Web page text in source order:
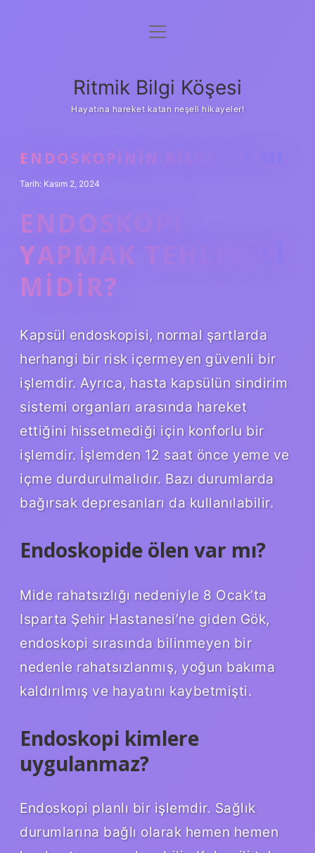
Anasayfa
Yasal Uyarı
menüyü
Ritmik Bilgi Köşesi
Hayatına hareket katan neşeli hikayeler!
ENDOSKOPININ RISKI VAR MI
Tarih: Kasım 2, 2024
ENDOSKOPI
YAPMAK TEHLIKELI
MIDIR?
Kapsül endoskopisi, normal şartlarda
herhangi bir risk içermeyen güvenli bir
işlemdir. Ayrıca, hasta kapsülün sindirim
sistemi organları arasında hareket
ettiğini hissetmediği için konforlu bir
işlemdir. İşlemden 12 saat önce yeme ve
içme durdurulmalıdır. Bazı durumlarda
bağırsak depresanları da kullanılabilir.
Endoskopide ölen var mı?
Mide rahatsızlığı nedeniyle 8 Ocak’ta
Isparta Şehir Hastanesi’ne giden Gök,
endoskopi sırasında bilinmeyen bir
nedenle rahatsızlanmış, yoğun bakıma
kaldırılmış ve hayatını kaybetmişti.
Endoskopi kimlere
uygulanmaz?
Endoskopi planlı bir işlemdir. Sağlık
durumlarına bağlı olarak hemen hemen